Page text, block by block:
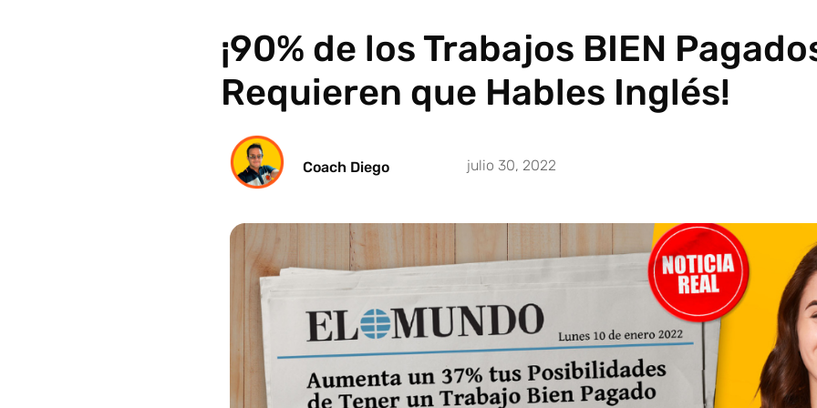
¡90% de los Trabajos BIEN
Requieren que Hables Inglés!
Coach Diego julio 30, 2022